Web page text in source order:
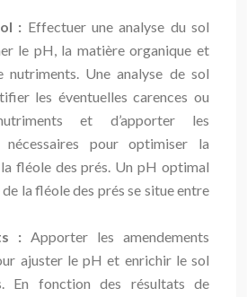
: Effectuer une analyse du sol
le pH, la matière organique et
nutriments. Une analyse de sol
les éventuelles carences ou
et d’apporter les
nécessaires pour optimiser la
fléole des prés. Un pH optimal
la fléole des prés se situe entre
: Apporter les amendements
ajuster le pH et enrichir le sol
En fonction des résultats de